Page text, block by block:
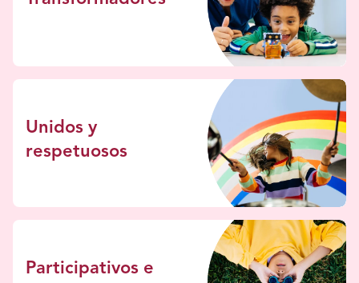
Unidos y
respetuosos
Participativos e